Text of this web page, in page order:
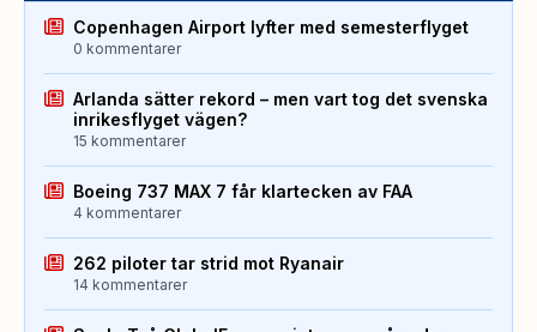
Copenhagen Airport lyfter med semesterflyget
0 kommentarer
Arlanda sätter rekord – men vart tog det svenska
inrikesflyget vägen?
15 kommentarer
Boeing 737 MAX 7 får klartecken av FAA
4 kommentarer
262 piloter tar strid mot Ryanair
14 kommentarer